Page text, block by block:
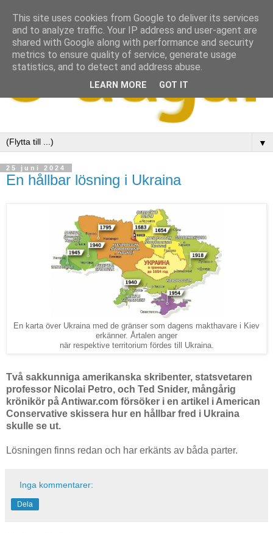
▼
25 juni 2024
En hållbar lösning i Ukraina
En karta över Ukraina med de gränser som dagens makthavare i Kiev
erkänner. Årtalen anger
när respektive territorium fördes till Ukraina.
Två sakkunniga amerikanska skribenter, statsvetaren
professor Nicolai Petro, och Ted Snider, mångårig
krönikör på Antiwar.com försöker i en artikel i American
Conservative skissera hur en hållbar fred i Ukraina
skulle se ut.
Lösningen finns redan och har erkänts av båda parter.
Inga kommentarer:
Dela
This site uses cookies from Google to deliver its services
and to analyze traffic. Your IP address and user-agent are
shared with Google along with performance and security
metrics to ensure quality of service, generate usage
statistics, and to detect and address abuse.
LEARN MORE GOT IT